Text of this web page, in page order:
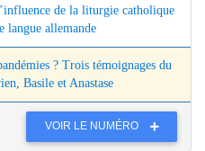
de la liturgie catholique
langue allemande
? Trois témoignages du
Basile et Anastase
VOIR LE NUMÉRO